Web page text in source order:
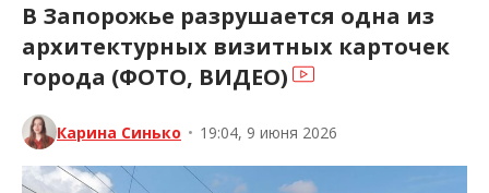
В Запорожье разрушается одна из
архитектурных визитных карточек
города (ФОТО, ВИДЕО)
Карина Синько • 19:04, 9 июня 2026